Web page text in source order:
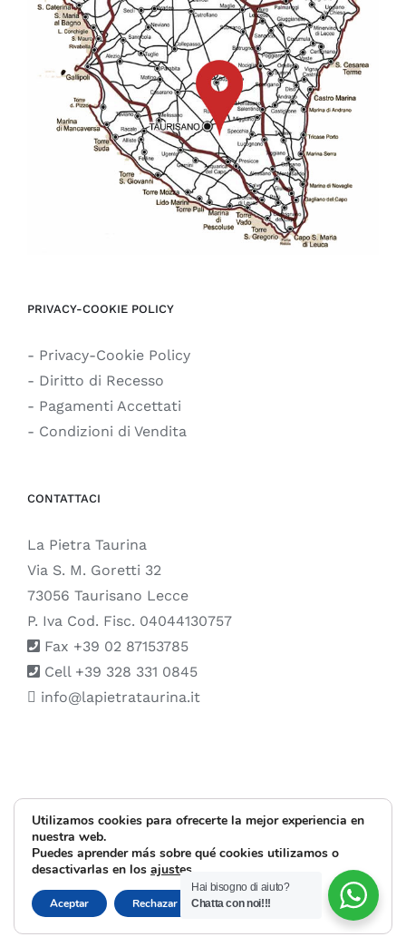
PRIVACY-COOKIE POLICY
- Privacy-Cookie Policy
- Diritto di Recesso
- Pagamenti Accettati
- Condizioni di Vendita
CONTATTACI
La Pietra Taurina
Via S. M. Goretti 32
73056 Taurisano Lecce
P. Iva Cod. Fisc. 04044130757
Fax +39 02 87153785
Cell +39 328 331 0845
info@lapietrataurina.it
InstagramFacebook
X Pinterest
Utilizamos cookies para ofrecerte la mejor experiencia en
nuestra web.
Puedes aprender más sobre qué cookies utilizamos o
desactivarlas en los ajustes
Aceptar Rechazar Ajustes Cerrar el banner
Hai bisogno di aiuto?
Chatta con noi!!!